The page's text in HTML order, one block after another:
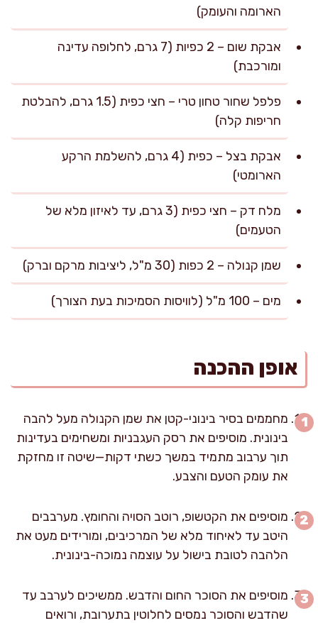
הארומה והעומק)
אבקת שום – 2 כפיות (7 גרם, לחלופה עדינה
ומורכבת)
פלפל שחור טחון טרי – חצי כפית (1.5 גרם, להבלטת
חריפות קלה)
אבקת בצל – כפית (4 גרם, להשלמת הרקע
הארומטי)
מלח דק – חצי כפית (3 גרם, עד לאיזון מלא של
הטעמים)
שמן קנולה – 2 כפות (30 מ"ל, ליציבות מרקם וברק)
מים – 100 מ"ל (לוויסות הסמיכות בעת הצורך)
אופן ההכנה
מחממים בסיר בינוני-קטן את שמן הקנולה מעל להבה
בינונית. מוסיפים את רסק העגבניות ומשחימים בעדינות
תוך ערבוב מתמיד במשך כשתי דקות—שיטה זו מחזקת
את עומק הטעם והצבע.
מוסיפים את הקטשופ, רוטב הסויה והחומץ. מערבבים
היטב עד לאיחוד מלא של המרכיבים, ומורידים מעט את
הלהבה לטובת בישול על עוצמה נמוכה-בינונית.
מוסיפים את הסוכר החום והדבש. ממשיכים לערבב עד
שהדבש והסוכר נמסים לחלוטין בתערובת, ורואים